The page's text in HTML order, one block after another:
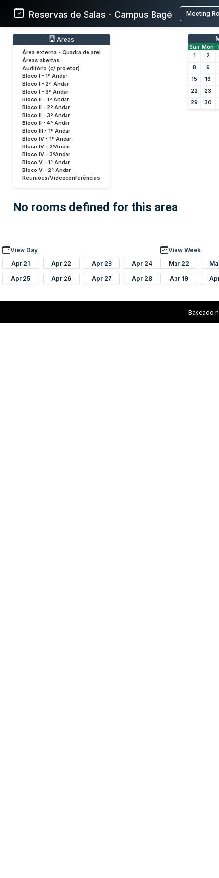
Reservas de Salas - Campus Bagé Meeting
Areas
Área externa - Quadra de arei
Áreas abertas
Auditório (c/ projetor)
Bloco I - 1º Andar
Bloco I - 2ª Andar
Bloco I - 3º Andar
Bloco II - 1º Andar
Bloco II - 2º Andar
Bloco II - 3º Andar
Bloco II - 4º Andar
Bloco III - 1º Andar
Bloco IV - 1º Andar
Bloco IV - 2ºAndar
Bloco IV - 3ºAndar
Bloco V - 1° Andar
Bloco V - 2° Andar
Reuniões/Videoconferências
Sun Mon
1
2
8
9
15
16
22
23
29
30
No rooms defined for this area
View Day
Apr 21
Apr 22 Apr 23 Apr 24
Apr 25 Apr 26 Apr 27 Apr 28
View Week
Mar 22
Apr 19
Baseado